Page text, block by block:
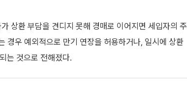
상환 부담을 견디지 못해 경매로 이어지면 세입자의 주
경우 예외적으로 만기 연장을 허용하거나, 일시에 상환
는 것으로 전해졌다.